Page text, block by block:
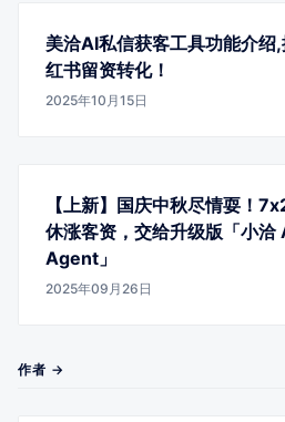
美洽AI私信获客工具功能介绍
红书留资转化！
2025年10月15日
【上新】国庆中秋尽情耍！
休涨客资，交给升级版「小洽
Agent」
2025年09月26日
作者 →